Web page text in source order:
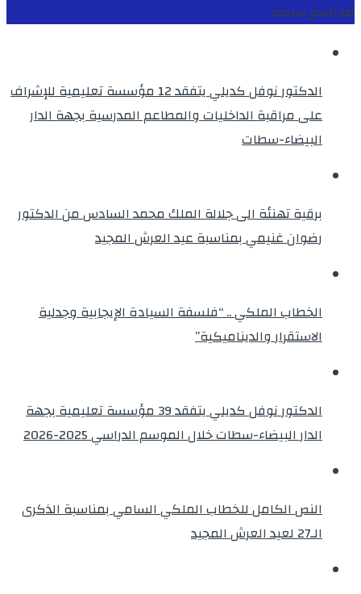
مواضيع سابقة
الدكتور نوفل كديلي يتفقد 12 مؤسسة تعليمية للإشراف
على مراقبة الداخليات والمطاعم المدرسية بجهة الدار
البيضاء-سطات
برقية تهنئة الى جلالة الملك محمد السادس من الدكتور
رضوان غنيمي بمناسبة عيد العرش المجيد
الخطاب الملكي .. “فلسفة السيادة الإيجابية وجدلية
الاستقرار والديناميكية”
الدكتور نوفل كديلي يتفقد 39 مؤسسة تعليمية بجهة
الدار البيضاء-سطات خلال الموسم الدراسي 2025-2026
النص الكامل للخطاب الملكي السامي بمناسبة الذكرى
الـ27 لعيد العرش المجيد